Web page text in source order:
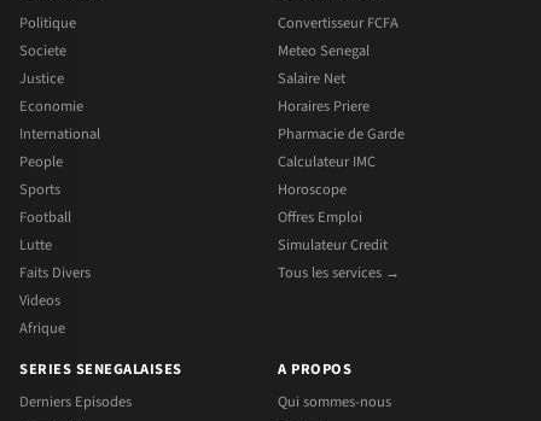
Politique
Societe
Justice
Economie
International
People
Sports
Football
Lutte
Faits Divers
Videos
Afrique
Convertisseur FCFA
Meteo Senegal
Salaire Net
Horaires Priere
Pharmacie de Garde
Calculateur IMC
Horoscope
Offres Emploi
Simulateur Credit
Tous les services →
SERIES SENEGALAISES
Derniers Episodes
A PROPOS
Qui sommes-nous